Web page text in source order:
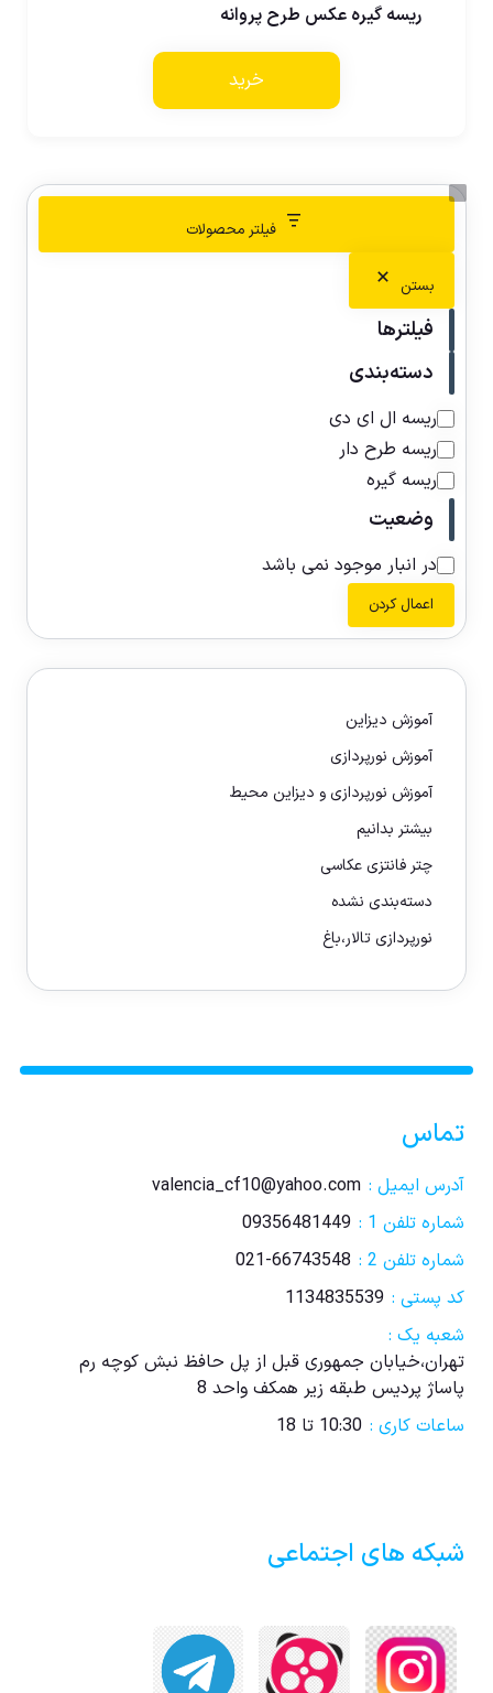
ریسه گیره عکس طرح پروانه
خرید
فیلتر محصولات
بستن
فیلترها
دسته‌بندی
ریسه ال ای دی
ریسه طرح دار
ریسه گیره
وضعیت
در انبار موجود نمی باشد
اعمال کردن
آموزش دیزاین
آموزش نورپردازی
آموزش نورپردازی و دیزاین محیط
بیشتر بدانیم
چتر فانتزی عکاسی
دسته‌بندی نشده
نورپردازی تالار،باغ
تماس
آدرس ایمیل : valencia_cf10@yahoo.com
شماره تلفن 1 :
09356481449
شماره تلفن 2 :
021-66743548
کد پستی : 1134835539
شعبه یک :
تهران،خیابان جمهوری قبل از پل حافظ نبش کوچه رم
پاساژ پردیس طبقه زیر همکف واحد 8
ساعات کاری : 10:30 تا 18
شبکه های اجتماعی